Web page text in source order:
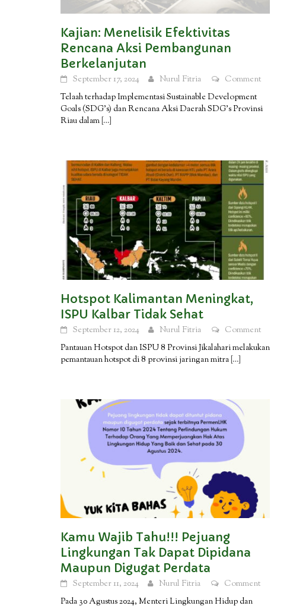
Kajian: Menelisik Efektivitas
Rencana Aksi Pembangunan
Berkelanjutan
September 17, 2024 Nurul Fitria
Comment
Telaah terhadap Implementasi Sustainable Development
Goals (SDG’s) dan Rencana Aksi Daerah SDG’s Provinsi
Riau dalam […]
Hotspot Kalimantan Meningkat,
ISPU Kalbar Tidak Sehat
September 12, 2024 Nurul Fitria
Comment
Pantauan Hotspot dan ISPU 8 Provinsi Jikalahari melakukan
pemantauan hotspot di 8 provinsi jaringan mitra […]
Kamu Wajib Tahu!!! Pejuang
Lingkungan Tak Dapat Dipidana
Maupun Digugat Perdata
September 11, 2024 Nurul Fitria
Comment
Pada 30 Agustus 2024, Menteri Lingkungan Hidup dan